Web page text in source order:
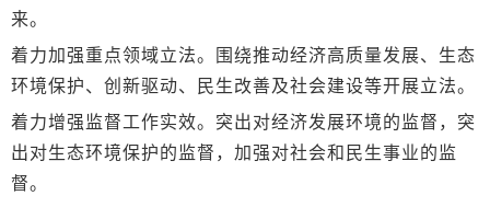
来。
着力加强重点领域立法。围绕推动经济高质量发展、生态
环境保护、创新驱动、民生改善及社会建设等开展立法。
着力增强监督工作实效。突出对经济发展环境的监督，突
出对生态环境保护的监督，加强对社会和民生事业的监
督。